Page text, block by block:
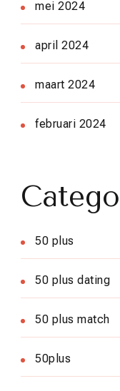
mei 2024
april 2024
maart 2024
februari 2024
50 plus
50 plus dating
50 plus match
50plus